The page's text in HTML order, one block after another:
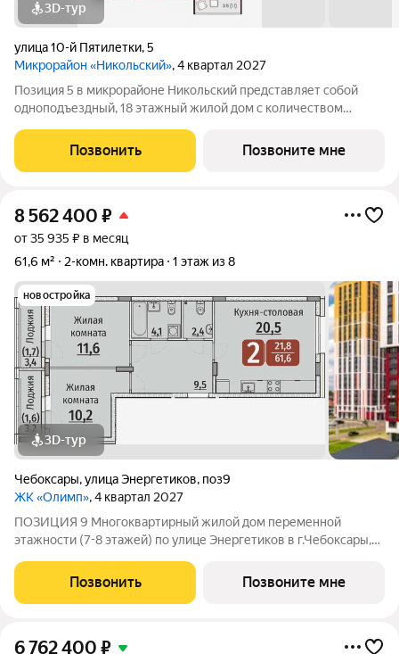
3D-тур
улица 10-й Пятилетки,5
Микрорайон «Никольский», 4 квартал 2027
Позиция 5 в микрорайоне Никольский представляет собой
одноподъездный, 18 этажный жилой дом с количеством
тщательно продуманные планировки квартир - от 1-комнатных
до 3-комнатных, а также
Позвонить Позвоните мне
8 562 400 ₽
от 35 935 ₽ в месяц
61,6 м²
2-комн. квартира 1 этаж из 8
новостройка
3D-тур
Чебоксары,улица Энергетиков, поз9
ЖК «Олимп», 4 квартал 2027
ПОЗИЦИЯ 9 Многоквартирный жилой дом переменной
этажности (7-8 этажей) по улице Энергетиков в г.Чебоксары,
проекте дома отображены и учтены современные
строительные тенденции: Дом монолитно-каркасный с
Позвонить Позвоните мне
6 762 400 ₽